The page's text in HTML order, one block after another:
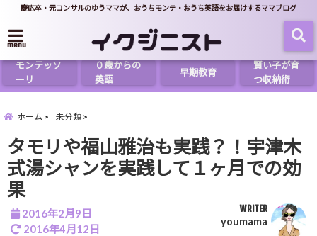
慶応卒・元コンサルのゆうママが、おうちモンテ・おうち英語をお届けするママブログ
menu
モンテッソ
ーリ
０歳からの
英語
早期教育
賢い子が育
つ収納術
ホーム 未分類
タモリや福山雅治も実践？！宇津木
式湯シャンを実践して１ヶ月での効
果
2016年2月9日
2016年4月12日
WRITER
youmama